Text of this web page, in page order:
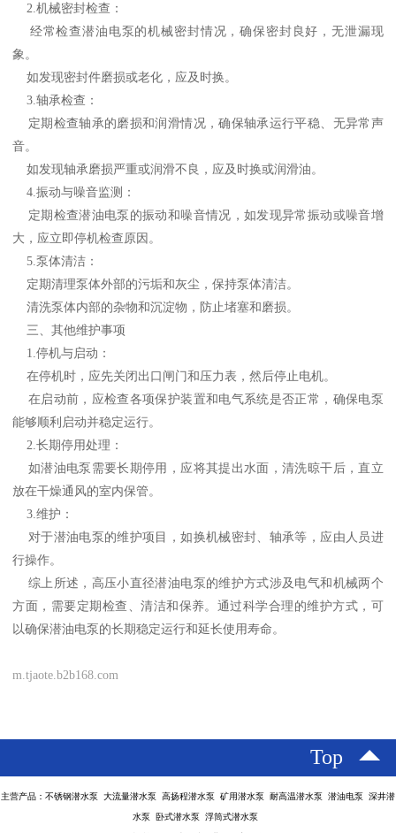
2.机械密封检查：
经常检查潜油电泵的机械密封情况，确保密封良好，无泄漏现
象。
如发现密封件磨损或老化，应及时换。
3.轴承检查：
定期检查轴承的磨损和润滑情况，确保轴承运行平稳、无异常声
音。
如发现轴承磨损严重或润滑不良，应及时换或润滑油。
4.振动与噪音监测：
定期检查潜油电泵的振动和噪音情况，如发现异常振动或噪音增
大，应立即停机检查原因。
5.泵体清洁：
定期清理泵体外部的污垢和灰尘，保持泵体清洁。
清洗泵体内部的杂物和沉淀物，防止堵塞和磨损。
三、其他维护事项
1.停机与启动：
在停机时，应先关闭出口闸门和压力表，然后停止电机。
在启动前，应检查各项保护装置和电气系统是否正常，确保电泵
能够顺利启动并稳定运行。
2.长期停用处理：
如潜油电泵需要长期停用，应将其提出水面，清洗晾干后，直立
放在干燥通风的室内保管。
3.维护：
对于潜油电泵的维护项目，如换机械密封、轴承等，应由人员进
行操作。
综上所述，高压小直径潜油电泵的维护方式涉及电气和机械两个
方面，需要定期检查、清洁和保养。通过科学合理的维护方式，可
以确保潜油电泵的长期稳定运行和延长使用寿命。
m.tjaote.b2b168.com
Top
主营产品：不锈钢潜水泵 大流量潜水泵 高扬程潜水泵 矿用潜水泵 耐高温潜水泵 潜油电泵 深井潜
水泵 卧式潜水泵 浮筒式潜水泵